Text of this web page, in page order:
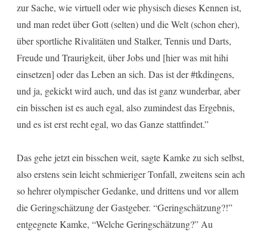
zur Sache, wie virtuell oder wie physisch dieses Kennen ist,
und man redet über Gott (selten) und die Welt (schon eher),
über sportliche Rivalitäten und Stalker, Tennis und Darts,
Freude und Traurigkeit, über Jobs und [hier was mit hihi
einsetzen] oder das Leben an sich. Das ist der #tkdingens,
und ja, gekickt wird auch, und das ist ganz wunderbar, aber
ein bisschen ist es auch egal, also zumindest das Ergebnis,
und es ist erst recht egal, wo das Ganze stattfindet.”
Das gehe jetzt ein bisschen weit, sagte Kamke zu sich selbst,
also erstens sein leicht schmieriger Tonfall, zweitens sein ach
so hehrer olympischer Gedanke, und drittens und vor allem
die Geringschätzung der Gastgeber. “Geringschätzung?!”
entgegnete Kamke, “Welche Geringschätzung?” Au